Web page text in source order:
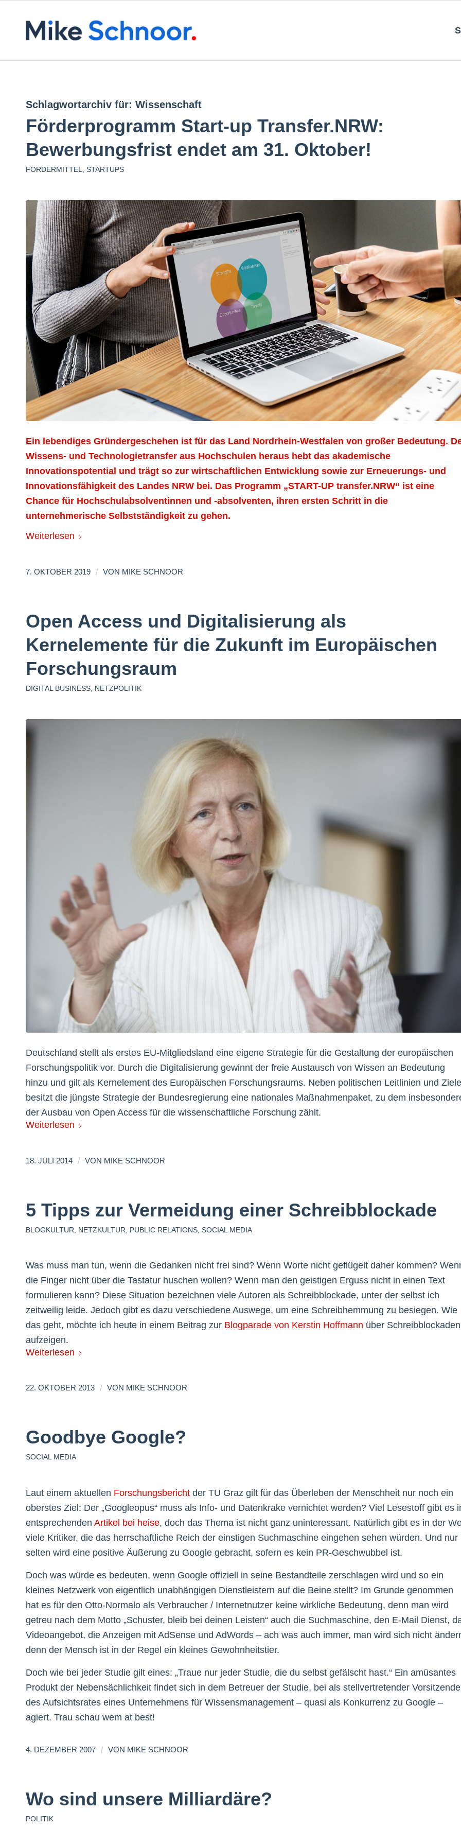
Schlagwortarchiv für: Wissenschaft
Förderprogramm Start-up Transfer.NRW:
Bewerbungsfrist endet am 31. Oktober!
FÖRDERMITTEL STARTUPS
Ein lebendiges Gründergeschehen ist für das Land Nordrhein-Westfalen von großer Bedeutung.
Wissens- und Technologietransfer aus Hochschulen heraus hebt das akademische
Innovationspotential und trägt so zur wirtschaftlichen Entwicklung sowie zur Erneuerungs- und
Innovationsfähigkeit des Landes NRW bei. Das Programm „START-UP transfer.NRW“ ist eine
Chance für Hochschulabsolventinnen und -absolventen, ihren ersten Schritt in die
unternehmerische Selbstständigkeit zu gehen.
Weiterlesen
7. OKTOBER 2019 / VON MIKE SCHNOOR
Open Access und Digitalisierung als
Kernelemente für die Zukunft im Europäischen
Forschungsraum
DIGITAL BUSINESS NETZPOLITIK
Deutschland stellt als erstes EU-Mitgliedsland eine eigene Strategie für die Gestaltung der europäischen
Forschungspolitik vor. Durch die Digitalisierung gewinnt der freie Austausch von Wissen an Bedeutung
hinzu und gilt als Kernelement des Europäischen Forschungsraums. Neben politischen Leitlinien und
besitzt die jüngste Strategie der Bundesregierung eine nationales Maßnahmenpaket, zu dem
der Ausbau von Open Access für die wissenschaftliche Forschung zählt.
Weiterlesen
18. JULI 2014 / VON MIKE SCHNOOR
5 Tipps zur Vermeidung einer Schreibblockade
BLOGKULTUR NETZKULTUR PUBLIC RELATIONS SOCIAL MEDIA
Was muss man tun, wenn die Gedanken nicht frei sind? Wenn Worte nicht geflügelt daher kommen?
die Finger nicht über die Tastatur huschen wollen? Wenn man den geistigen Erguss nicht in einen Text
formulieren kann? Diese Situation bezeichnen viele Autoren als Schreibblockade, unter der selbst ich
zeitweilig leide. Jedoch gibt es dazu verschiedene Auswege, um eine Schreibhemmung zu besiegen. Wie
das geht, möchte ich heute in einem Beitrag zur Blogparade von Kerstin Hoffmann über Schreibblockaden
aufzeigen.
Weiterlesen
22. OKTOBER 2013 / VON MIKE SCHNOOR
Goodbye Google?
SOCIAL MEDIA
Laut einem aktuellen Forschungsbericht der TU Graz gilt für das Überleben der Menschheit nur noch ein
oberstes Ziel: Der „Googleopus“ muss als Info- und Datenkrake vernichtet werden? Viel Lesestoff gibt es
entsprechenden Artikel bei heise, doch das Thema ist nicht ganz uninteressant. Natürlich gibt es in der
viele Kritiker, die das herrschaftliche Reich der einstigen Suchmaschine eingehen sehen würden. Und nur
selten wird eine positive Äußerung zu Google gebracht, sofern es kein PR-Geschwubbel ist.
Doch was würde es bedeuten, wenn Google offiziell in seine Bestandteile zerschlagen wird und so ein
kleines Netzwerk von eigentlich unabhängigen Dienstleistern auf die Beine stellt? Im Grunde genommen
hat es für den Otto-Normalo als Verbraucher / Internetnutzer keine wirkliche Bedeutung, denn man wird
getreu nach dem Motto „Schuster, bleib bei deinen Leisten“ auch die Suchmaschine, den E-Mail Dienst,
Videoangebot, die Anzeigen mit AdSense und AdWords – ach was auch immer, man wird sich nicht
denn der Mensch ist in der Regel ein kleines Gewohnheitstier.
Doch wie bei jeder Studie gilt eines: „Traue nur jeder Studie, die du selbst gefälscht hast.“ Ein amüsantes
Produkt der Nebensächlichkeit findet sich in dem Betreuer der Studie, bei als stellvertretender
des Aufsichtsrates eines Unternehmens für Wissensmanagement – quasi als Konkurrenz zu Google –
agiert. Trau schau wem at best!
4. DEZEMBER 2007 / VON MIKE SCHNOOR
Wo sind unsere Milliardäre?
POLITIK